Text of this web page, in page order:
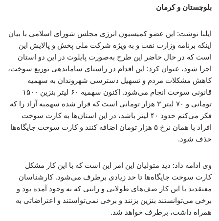
بلوچستان و کرمان
ایلنا نوشت: این عضو کمیسیون انرژی مجلس شورای اسلامی با بیان
اینکه برنامه وزارت نفت و به ویژه شرکت ملی پخش و پالایش این
است که در حال حاضر این طرح به‌صورت پایلوت در این دو استان
اجرا شود، عنوان کرد: این اقدام در راستای ساماندهی توزیع سوخت،
کاهش مشکلات مردم و تسهیل دسترسی شهروندان به سهمیه
قانونی سوخت انجام می‌شود. اکنون سهمیه ۶۰ لیتر بنزین ۱۵۰۰
تومانی و ۷۰ لیتر ۳ هزار تومانی است که قرار شده سهمیه آزاد را که
فکر می‌کنم حدود ۴۰ لیتر باشد، در این استان‌ها به کارت سوخت
افراد با همان نرخ ۵ هزار تومان اضافه کنند و کارت سوخت جایگاه‌ها
حذف شود.
وی ادامه داد: دید متولیان این امر این است که با این کار مشکل
کارت سوخت جایگاه‌ها تا حد زیادی برطرف می‌شود. کارشناسان
معتقدند با این کار صف‌های طولانی و رانتی که به وجود آمده بود و
برخی می‌توانستند بنزین بزنند و برخی نمی‌تواستند و اعتراضاتی به
همراه داشت، برطرف خواهد شد.